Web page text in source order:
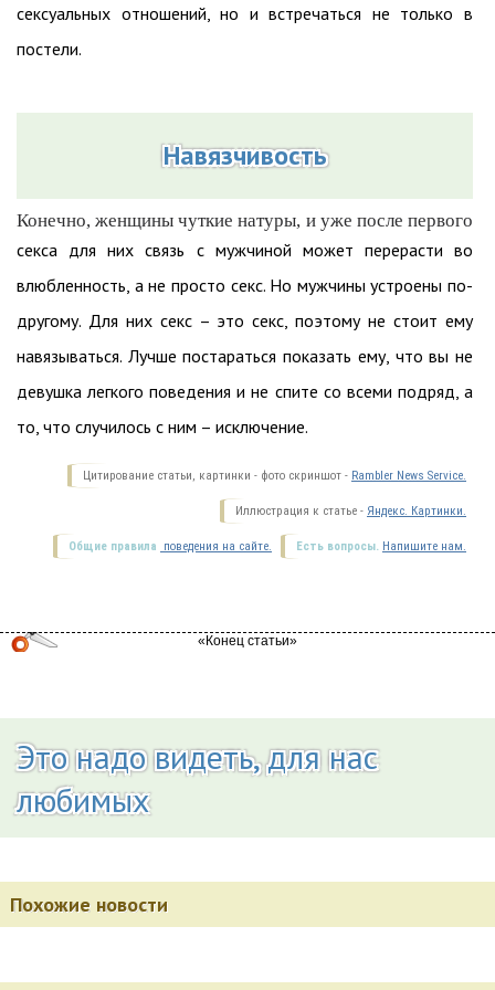
Кирк Хонда.
Продолжительность
Для того, чтобы появились шансы на отношения,
сексуальная связь двух людей должна быт довольно
утверждают, что именно за это время у любовников
рамки «просто секса», хотя, конечно, и здесь нет никаких
гарантий.
Интересы
Чтобы между мужчиной и женщиной был не только
должны представлять интерес друг для друга не только с